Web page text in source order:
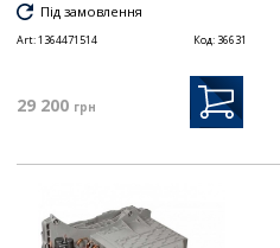
Під замовлення
Art:1364471514 Код: 36631
29 200 грн